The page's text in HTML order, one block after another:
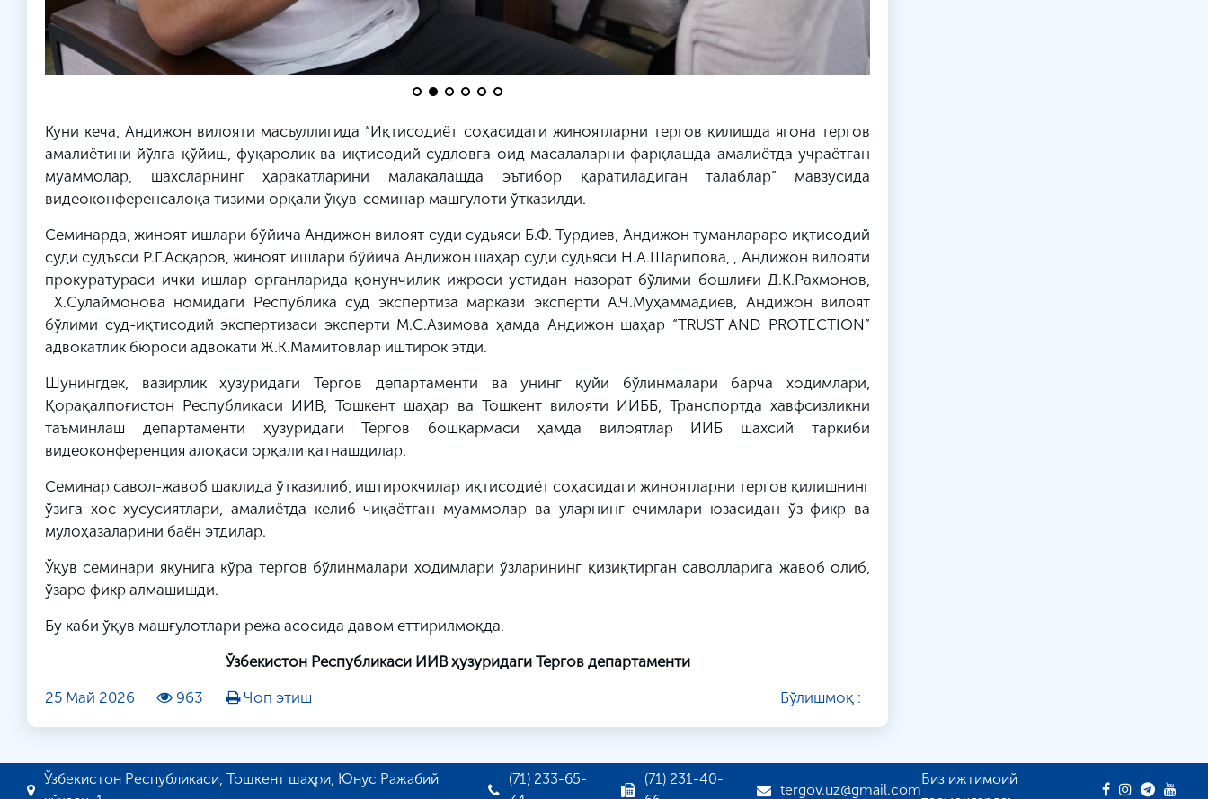
Куни кеча, Андижон вилояти масъуллигида “Иқтисодиёт соҳасидаги жиноятларни тергов қилишда ягона тергов
амалиётини йўлга қўйиш, фуқаролик ва иқтисодий судловга оид масалаларни фарқлашда амалиётда учраётган
муаммолар, шахсларнинг ҳаракатларини малакалашда эътибор қаратиладиган талаблар” мавзусида
видеоконференсалоқа тизими орқали ўқув-семинар машғулоти ўтказилди.
Семинарда, жиноят ишлари бўйича Андижон вилоят суди судьяси Б.Ф. Турдиев, Андижон туманлараро иқтисодий
суди судъяси Р.Г.Асқаров, жиноят ишлари бўйича Андижон шаҳар суди судьяси Н.А.Шарипова, , Андижон вилояти
прокуратураси ички ишлар органларида қонунчилик ижроси устидан назорат бўлими бошлиғи Д.К.Рахмонов,
Х.Сулаймонова номидаги Республика суд экспертиза маркази эксперти А.Ч.Муҳаммадиев, Андижон вилоят
бўлими суд-иқтисодий экспертизаси эксперти М.С.Азимова ҳамда Андижон шаҳар “TRUST AND PROTECTION”
адвокатлик бюроси адвокати Ж.К.Мамитовлар иштирок этди.
Шунингдек, вазирлик ҳузуридаги Тергов департаменти ва унинг қуйи бўлинмалари барча ходимлари,
Қорақалпоғистон Республикаси ИИВ, Тошкент шаҳар ва Тошкент вилояти ИИББ, Транспортда хавфсизликни
таъминлаш департаменти ҳузуридаги Тергов бошқармаси ҳамда вилоятлар ИИБ шахсий таркиби
видеоконференция алоқаси орқали қатнашдилар.
Семинар савол-жавоб шаклида ўтказилиб, иштирокчилар иқтисодиёт соҳасидаги жиноятларни тергов қилишнинг
ўзига хос хусусиятлари, амалиётда келиб чиқаётган муаммолар ва уларнинг ечимлари юзасидан ўз фикр ва
мулоҳазаларини баён этдилар.
Ўқув семинари якунига кўра тергов бўлинмалари ходимлари ўзларининг қизиқтирган саволларига жавоб олиб,
ўзаро фикр алмашишди.
Бу каби ўқув машғулотлари режа асосида давом еттирилмоқда.
Ўзбекистон Республикаси ИИВ ҳузуридаги Тергов департаменти
25 Май 2026
963 Чоп этиш Бўлишмоқ :
Ўзбекистон Республикаси, Тошкент шаҳри, Юнус Ражабий
(71) 233-65-
(71) 231-40-
tergov.uz@gmail.com
Биз ижтимоий